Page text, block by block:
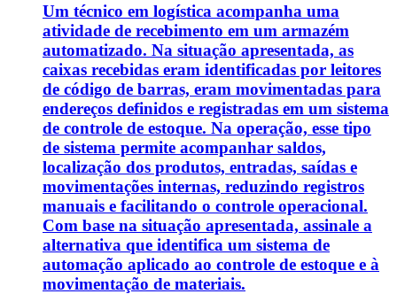
Um técnico em logística acompanha uma
atividade de recebimento em um armazém
automatizado. Na situação apresentada, as
caixas recebidas eram identificadas por leitores
de código de barras, eram movimentadas para
endereços definidos e registradas em um sistema
de controle de estoque. Na operação, esse tipo
de sistema permite acompanhar saldos,
localização dos produtos, entradas, saídas e
movimentações internas, reduzindo registros
manuais e facilitando o controle operacional.
Com base na situação apresentada, assinale a
alternativa que identifica um sistema de
automação aplicado ao controle de estoque e à
movimentação de materiais.